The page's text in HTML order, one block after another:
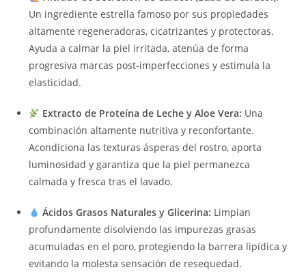
Un ingrediente estrella famoso por sus propiedades
altamente regeneradoras, cicatrizantes y protectoras.
Ayuda a calmar la piel irritada, atenúa de forma
progresiva marcas post-imperfecciones y estimula la
elasticidad.
Extracto de Proteína de Leche y Aloe Vera: Una
combinación altamente nutritiva y reconfortante.
Acondiciona las texturas ásperas del rostro, aporta
luminosidad y garantiza que la piel permanezca
calmada y fresca tras el lavado.
Ácidos Grasos Naturales y Glicerina: Limpian
profundamente disolviendo las impurezas grasas
acumuladas en el poro, protegiendo la barrera lipídica y
evitando la molesta sensación de resequedad.